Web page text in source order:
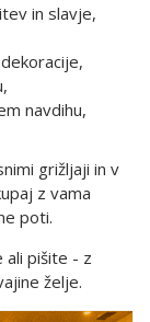
in slavje,
navdihu,
grižljaji in v
z vama
poti.
ali pišite - z
želje.